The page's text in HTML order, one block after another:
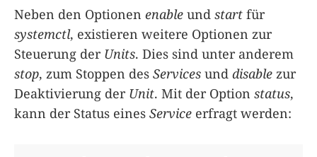
Neben den Optionen enable und start für
systemctl, existieren weitere Optionen zur
Steuerung der Units. Dies sind unter anderem
stop, zum Stoppen des Services und disable zur
Deaktivierung der Unit. Mit der Option status,
kann der Status eines Service erfragt werden: